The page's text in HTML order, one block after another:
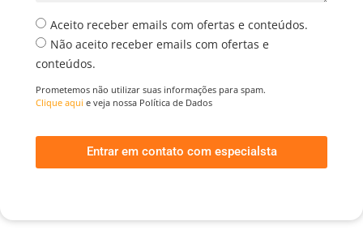
Aceito receber emails com ofertas e conteúdos.
Não aceito receber emails com ofertas e
conteúdos.
Prometemos não utilizar suas informações para spam.
Clique aqui e veja nossa Política de Dados
Entrar em contato com especialsta